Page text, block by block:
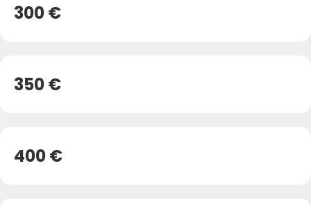
300 €
350 €
400 €